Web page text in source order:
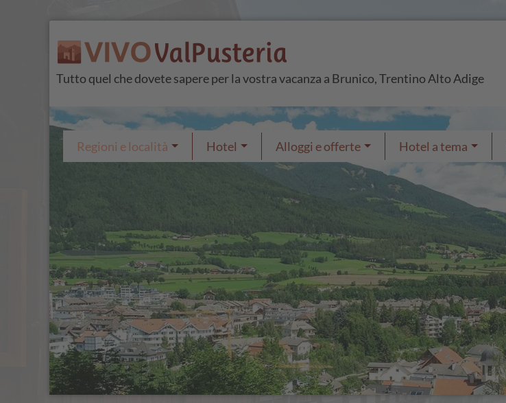
Tutto quel che dovete sapere per la vostra vacanza a Brunico, Trentino Alto Adige
Regioni e località Hotel Alloggi e offerte Hotel a tema